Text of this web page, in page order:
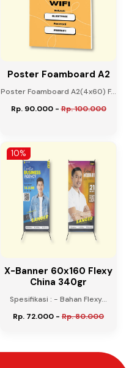
Poster Foamboard A2
Poster Foamboard A2(4x60) F...
Rp. 90.000-Rp. 100.000
10%
X-Banner 60x160 Flexy
China 340gr
Spesifikasi : - Bahan Flexy...
Rp. 72.000 - Rp. 80.000